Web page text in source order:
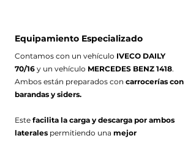
Equipamiento Especializado
Contamos con un vehículo IVECO DAILY
70/16 y un vehículo MERCEDES BENZ 1418.
Ambos están preparados con carrocerías con
barandas y siders.
Este facilita la carga y descarga por ambos
laterales permitiendo una mejor